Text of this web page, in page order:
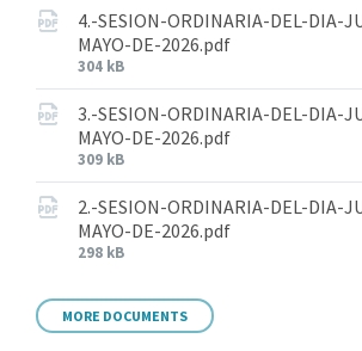
4.-SESION-ORDINARIA-DEL-DIA-
MAYO-DE-2026.pdf
304 kB
3.-SESION-ORDINARIA-DEL-DIA-
MAYO-DE-2026.pdf
309 kB
2.-SESION-ORDINARIA-DEL-DIA-
MAYO-DE-2026.pdf
298 kB
MORE DOCUMENTS